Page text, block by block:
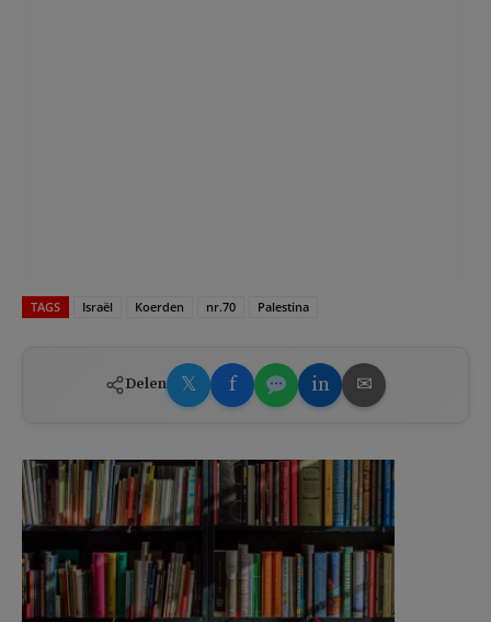
TAGS Israël Koerden nr.70 Palestina
Delen 𝕏 f in ✉